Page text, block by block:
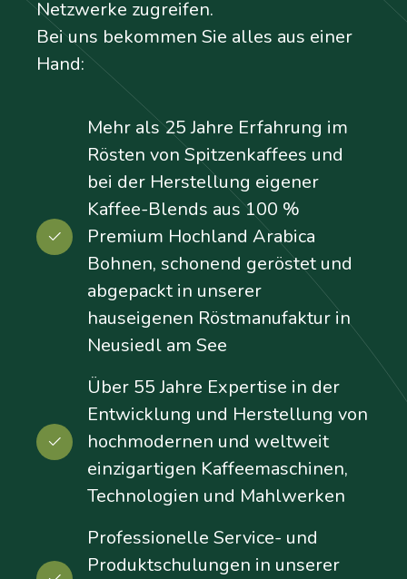
Netzwerke zugreifen.
Bei uns bekommen Sie alles aus einer
Hand:
Mehr als 25 Jahre Erfahrung im
Rösten von Spitzenkaffees und
bei der Herstellung eigener
Kaffee-Blends aus 100 %
Premium Hochland Arabica
Bohnen, schonend geröstet und
abgepackt in unserer
hauseigenen Röstmanufaktur in
Neusiedl am See
Über 55 Jahre Expertise in der
Entwicklung und Herstellung von
hochmodernen und weltweit
einzigartigen Kaffeemaschinen,
Technologien und Mahlwerken
Professionelle Service- und
Produktschulungen in unserer